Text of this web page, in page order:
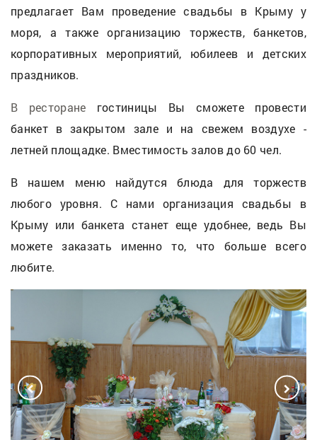
предлагает Вам проведение свадьбы в Крыму у
моря, а также организацию торжеств, банкетов,
корпоративных мероприятий, юбилеев и детских
праздников.
В ресторане гостиницы Вы сможете провести
банкет в закрытом зале и на свежем воздухе -
летней площадке. Вместимость залов до 60 чел.
В нашем меню найдутся блюда для торжеств
любого уровня. С нами организация свадьбы в
Крыму или банкета станет еще удобнее, ведь Вы
можете заказать именно то, что больше всего
любите.